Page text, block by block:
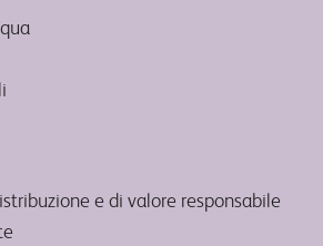
e di valore responsabile